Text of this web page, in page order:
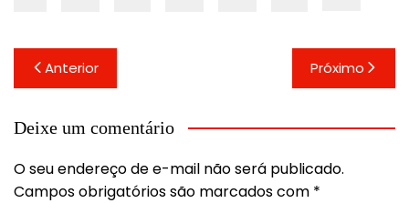
Navegação
de
Post
Anterior Próximo
Deixe um comentário
O seu endereço de e-mail não será publicado.
Campos obrigatórios são marcados com *